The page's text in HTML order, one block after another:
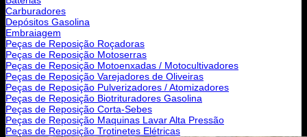
Carburadores
Depósitos Gasolina
Embraiagem
Peças de Reposição Roçadoras
Peças de Reposição Motoserras
Peças de Reposição Motoenxadas / Motocultivadores
Peças de Reposição Varejadores de Oliveiras
Peças de Reposição Pulverizadores / Atomizadores
Peças de Reposição Biotrituradores Gasolina
Peças de Reposição Corta-Sebes
Peças de Reposição Maquinas Lavar Alta Pressão
Peças de Reposição Trotinetes Elétricas